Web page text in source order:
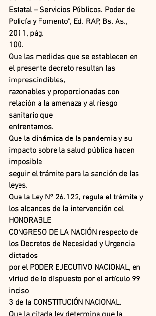
Estatal – Servicios Públicos. Poder de
Policía y Fomento”, Ed. RAP, Bs. As.,
2011, pág.
100.
Que las medidas que se establecen en
el presente decreto resultan las
imprescindibles,
razonables y proporcionadas con
relación a la amenaza y al riesgo
sanitario que
enfrentamos.
Que la dinámica de la pandemia y su
impacto sobre la salud pública hacen
imposible
seguir el trámite para la sanción de las
leyes.
Que la Ley N° 26.122, regula el trámite y
los alcances de la intervención del
HONORABLE
CONGRESO DE LA NACIÓN respecto de
los Decretos de Necesidad y Urgencia
dictados
por el PODER EJECUTIVO NACIONAL, en
virtud de lo dispuesto por el artículo 99
inciso
3 de la CONSTITUCIÓN NACIONAL.